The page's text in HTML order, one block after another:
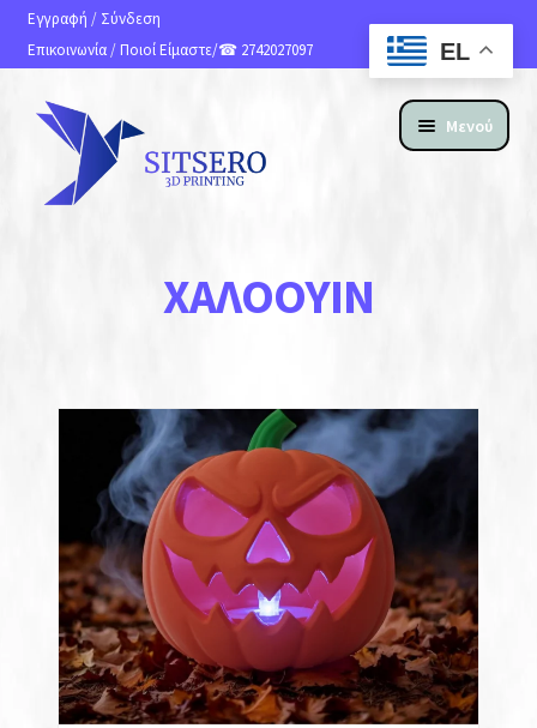
Εγγραφή / Σύνδεση
Επικοινωνία/ Ποιοί Είμαστε/☎ 2742027097
Μενού
ΚΑΤΑΣΚΕΥΗ ΙΣΤΟΣΕΛΙΔΩΝ
ΑΝ. ΑΠΟΣΤΟΛΗΣ
ΧΑΛΟΟΥΊΝ
EL